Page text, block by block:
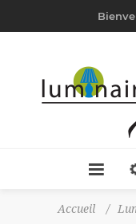
Accueil /